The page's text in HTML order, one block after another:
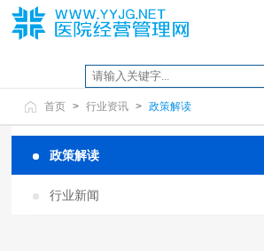
首页 > 行业资讯 > 政策解读
政策解读
行业新闻